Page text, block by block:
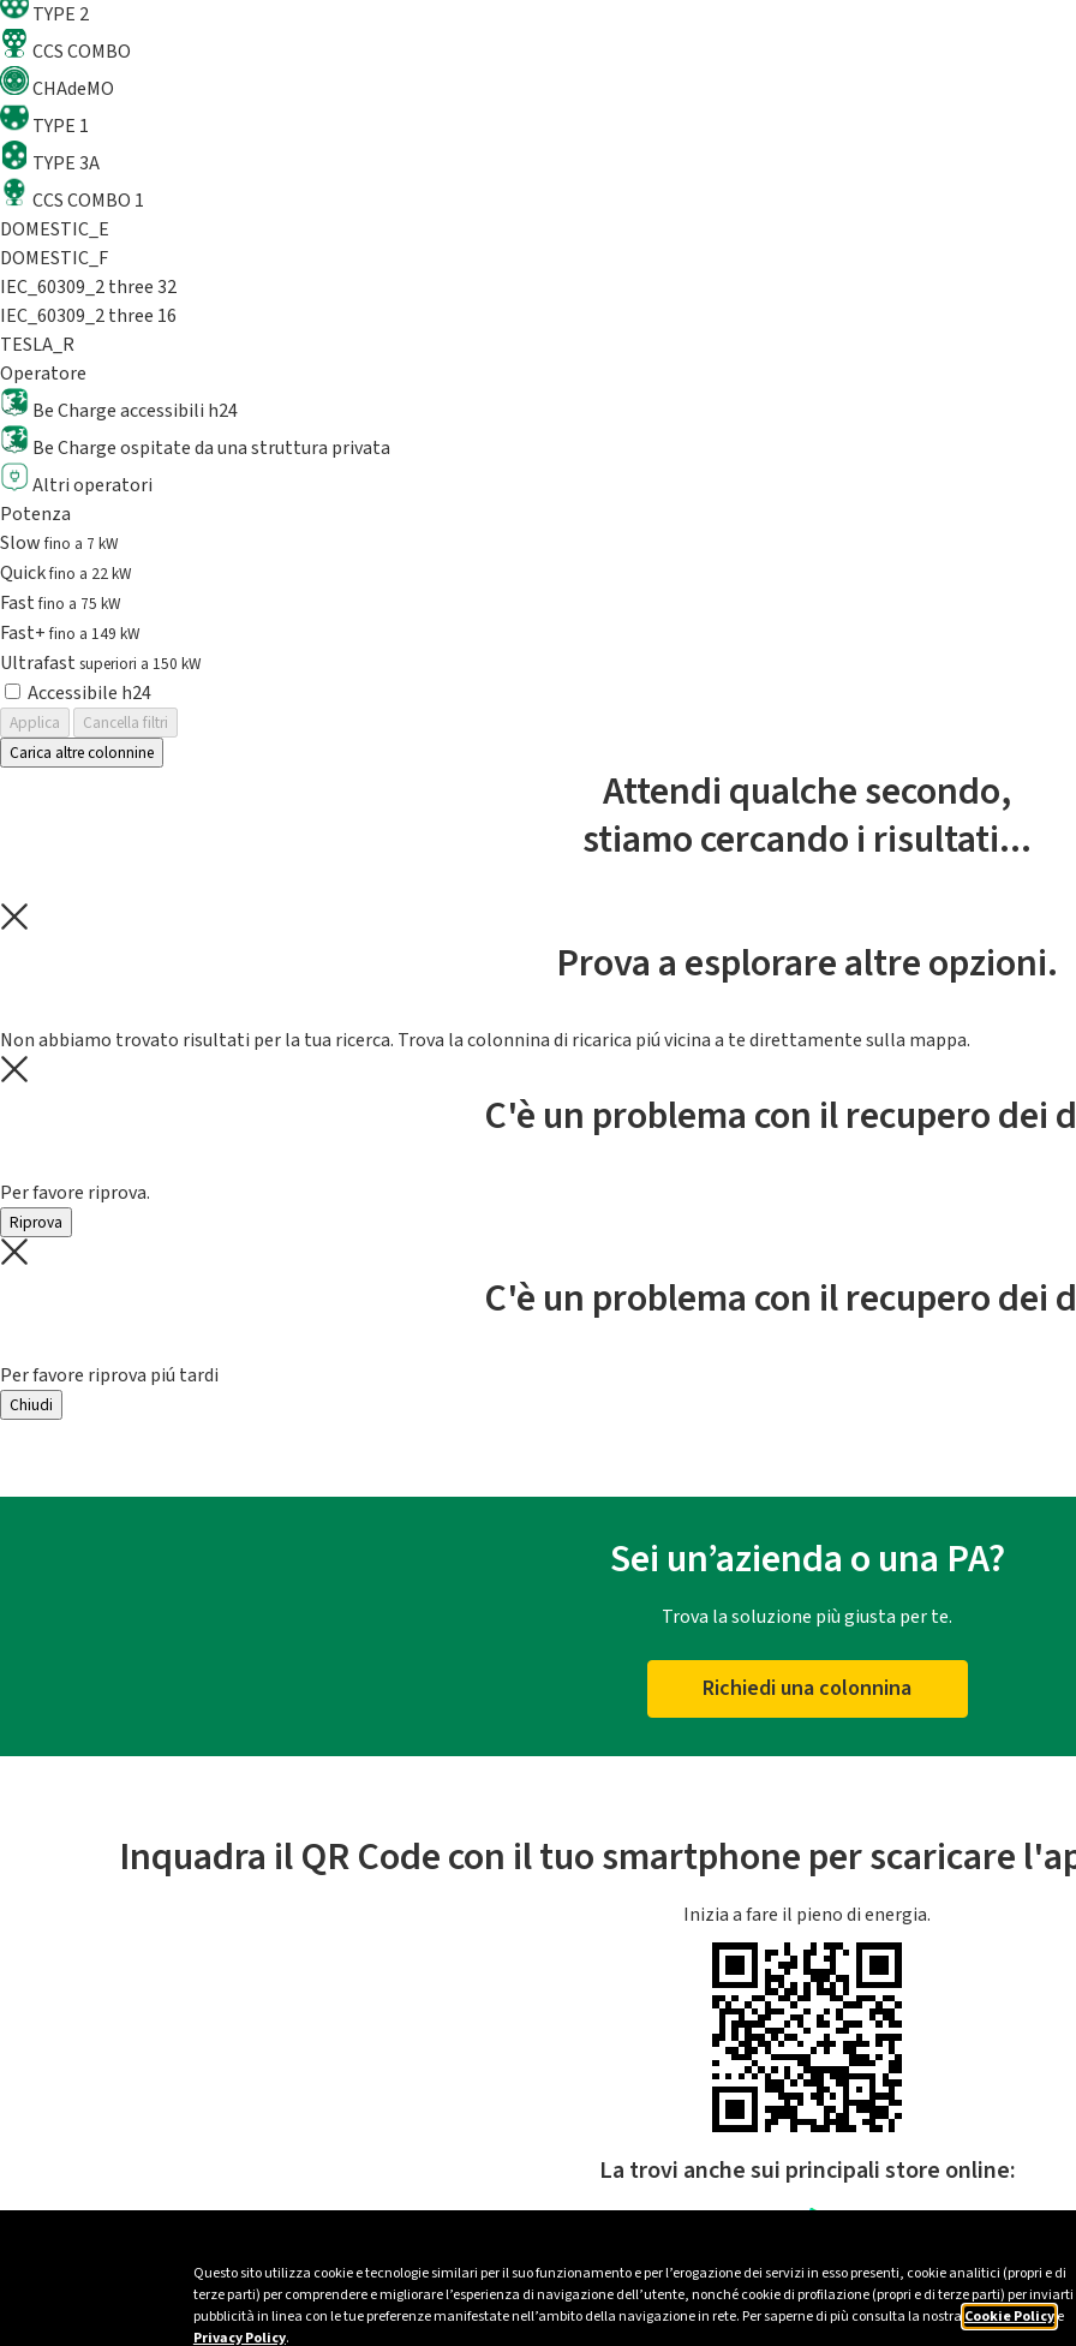
Questo sito utilizza cookie e tecnologie similari per il suo funzionamento e per l’erogazione dei servizi in esso presenti, cookie analitici (propri e di
terze parti) per comprendere e migliorare l’esperienza di navigazione dell’utente, nonché cookie di profilazione (propri e di terze parti) per inviarti
pubblicità in linea con le tue preferenze manifestate nell’ambito della navigazione in rete. Per saperne di più consulta la nostra Cookie Policye
Privacy Policy.
TYPE 2
CCS COMBO
CHAdeMO
TYPE 1
TYPE 3A
CCS COMBO 1
DOMESTIC_E
DOMESTIC_F
IEC_60309_2 three 32
IEC_60309_2 three 16
TESLA_R
Operatore
Be Charge accessibili h24
Be Charge ospitate da una struttura privata
Altri operatori
Potenza
Slowfino a 7 kW
Quickfino a 22 kW
Fastfino a 75 kW
Fast+fino a 149 kW
Ultrafast superiori a 150 kW
Accessibile h24
Applica
Cancella filtri
Carica altre colonnine
Attendi qualche secondo,
stiamo cercando i risultati...
Prova a esplorare altre opzioni.
Non abbiamo trovato risultati per la tua ricerca. Trova la colonnina di ricarica piú vicina a te direttamente sulla mappa.
C'è un problema con il recupero dei
Per favore riprova.
Riprova
C'è un problema con il recupero dei
Per favore riprova piú tardi
Chiudi
Sei un’azienda o una PA?
Trova la soluzione più giusta per te.
Richiedi una colonnina
Inquadra il QR Code con il tuo smartphone per scaricare
Inizia a fare il pieno di energia.
La trovi anche sui principali store online: